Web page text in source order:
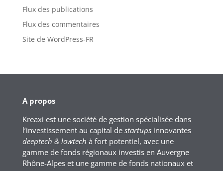
Flux des publications
Flux des commentaires
Site de WordPress-FR
A propos
Kreaxi est une société de gestion spécialisée dans
l’investissement au capital de startupsinnovantes
deeptech & lowtech à fort potentiel, avec une
gamme de fonds régionaux investis en Auvergne
Rhône-Alpes et une gamme de fonds nationaux et